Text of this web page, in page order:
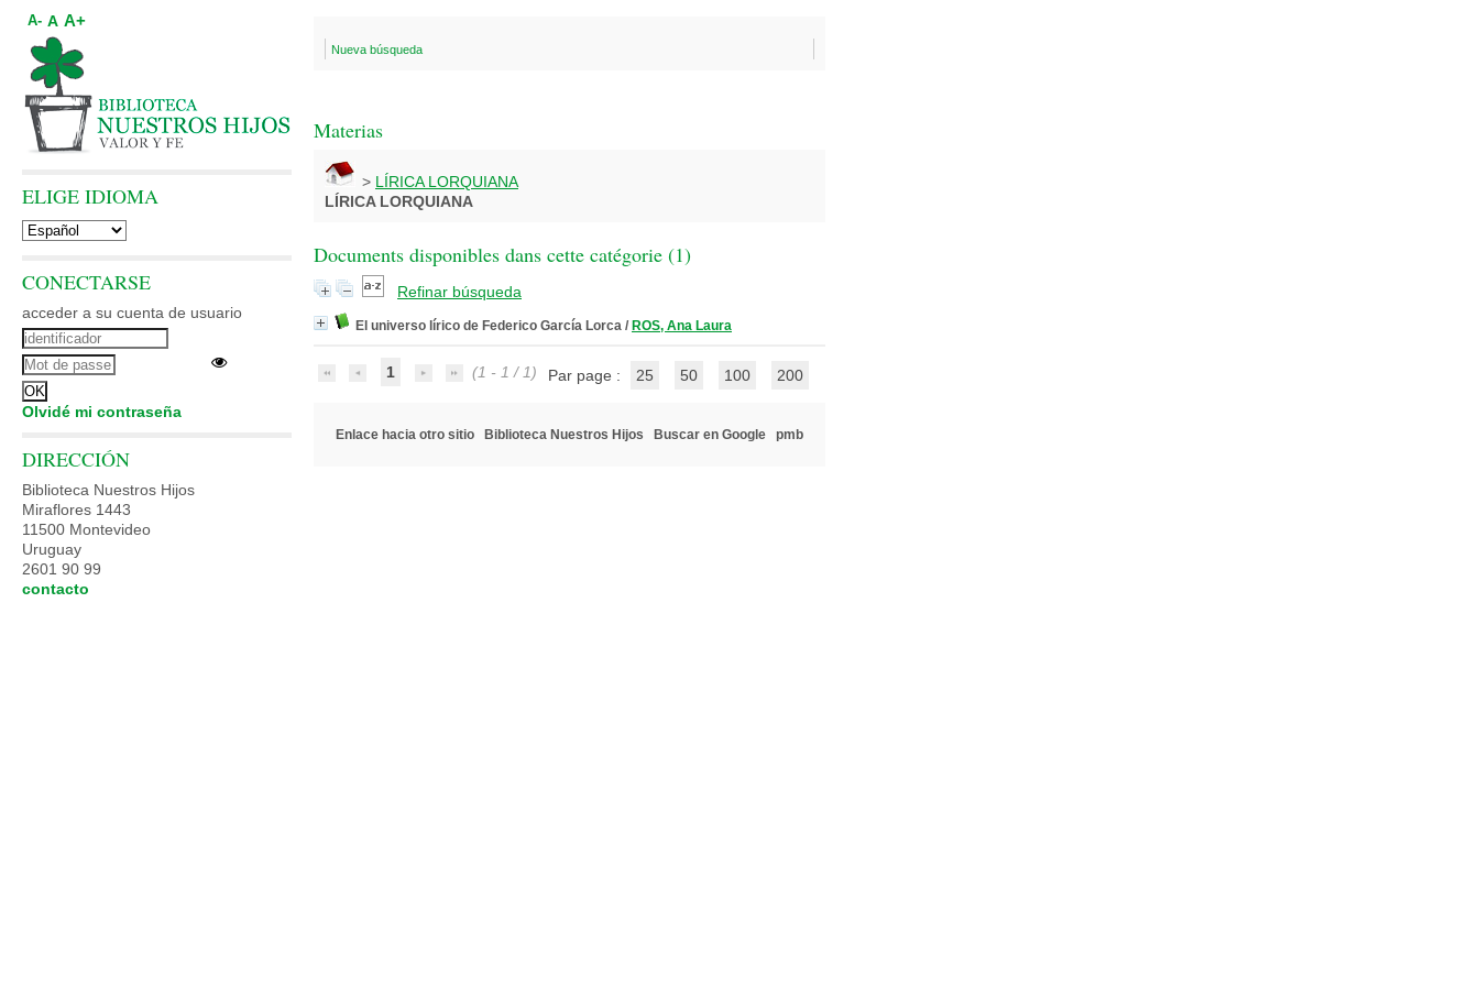
Nueva búsqueda
Materias
> LÍRICA LORQUIANA
LÍRICA LORQUIANA
Documents disponibles dans cette catégorie (1)
Refinar búsqueda
El universo lírico de Federico García Lorca / ROS, Ana Laura
1 (1 - 1 / 1) Par page : 25 50 100 200
Enlace hacia otro sitio Biblioteca Nuestros Hijos Buscar en Google pmb
A- A A+
ELIGE IDIOMA
CONECTARSE
acceder a su cuenta de usuario
Olvidé mi contraseña
DIRECCIÓN
Biblioteca Nuestros Hijos
Miraflores 1443
11500 Montevideo
Uruguay
2601 90 99
contacto